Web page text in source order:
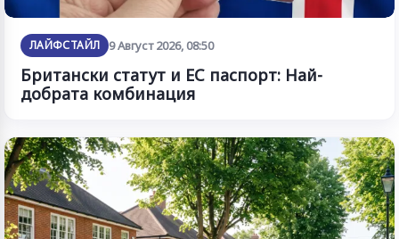
ЛАЙФСТАЙЛ 9 Август 2026, 08:50
Британски статут и ЕС паспорт: Най-
добрата комбинация